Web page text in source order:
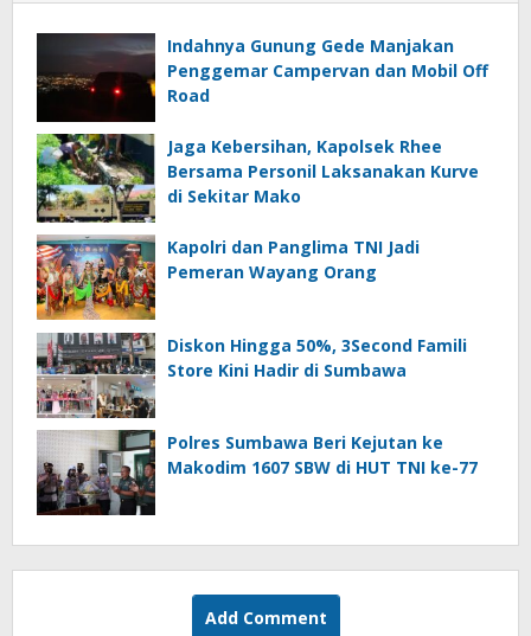
Indahnya Gunung Gede Manjakan
Penggemar Campervan dan Mobil Off
Road
Jaga Kebersihan, Kapolsek Rhee
Bersama Personil Laksanakan Kurve
di Sekitar Mako
Kapolri dan Panglima TNI Jadi
Pemeran Wayang Orang
Diskon Hingga 50%, 3Second Famili
Store Kini Hadir di Sumbawa
Polres Sumbawa Beri Kejutan ke
Makodim 1607 SBW di HUT TNI ke-77
Add Comment